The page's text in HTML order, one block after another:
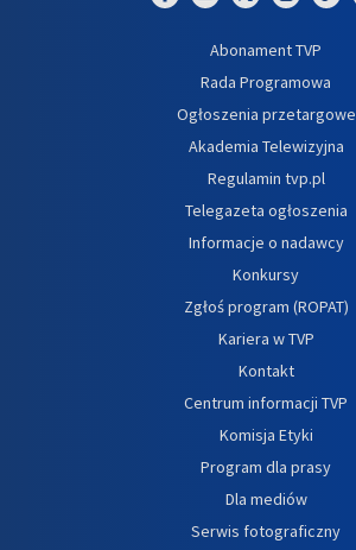
Abonament TVP
Rada Programowa
Ogłoszenia przetargowe
Akademia Telewizyjna
Regulamin tvp.pl
Telegazeta ogłoszenia
Informacje o nadawcy
Konkursy
Zgłoś program (ROPAT)
Kariera w TVP
Kontakt
Centrum informacji TVP
Komisja Etyki
Program dla prasy
Dla mediów
Serwis fotograficzny